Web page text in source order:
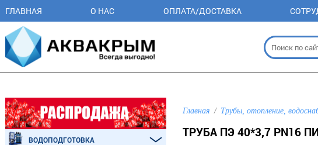
ГЛАВНАЯ О НАС ОПЛАТА/ДОСТАВКА
Главная Трубы, отопление,
ТРУБА ПЭ 40*3,7 PN16
ВОДОПОДГОТОВКА